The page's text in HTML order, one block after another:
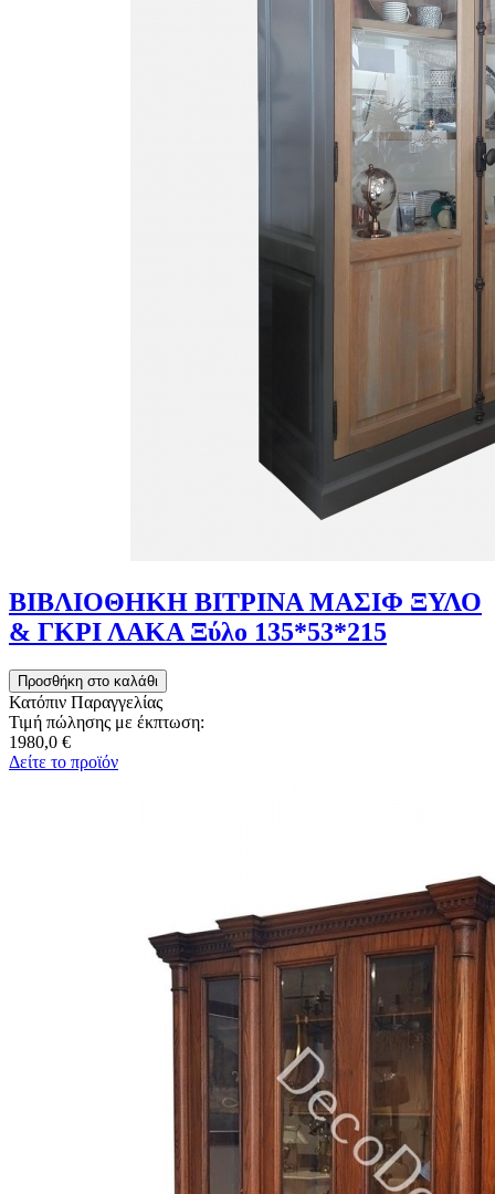
ΒΙΒΛΙΟΘΗΚΗ ΒΙΤΡΙΝΑ ΜΑΣΙΦ ΞΥΛΟ
& ΓΚΡΙ ΛΑΚΑ Ξύλο 135*53*215
Κατόπιν Παραγγελίας
Τιμή πώλησης με έκπτωση:
1980,0 €
Δείτε το προϊόν